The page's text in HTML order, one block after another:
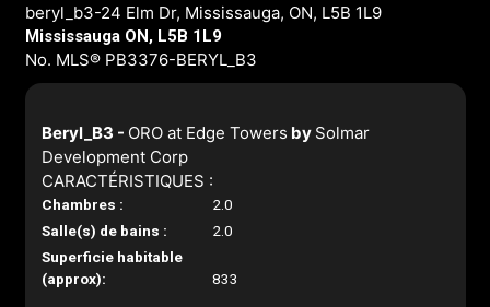
beryl_b3-24 Elm Dr, Mississauga, ON, L5B 1L9
Mississauga ON, L5B 1L9
No. MLS® PB3376-BERYL_B3
Beryl_B3 - ORO at Edge Towers by Solmar
Development Corp
CARACTÉRISTIQUES :
Chambres :
2.0
Salle(s) de bains :
2.0
Superficie habitable
(approx):
833